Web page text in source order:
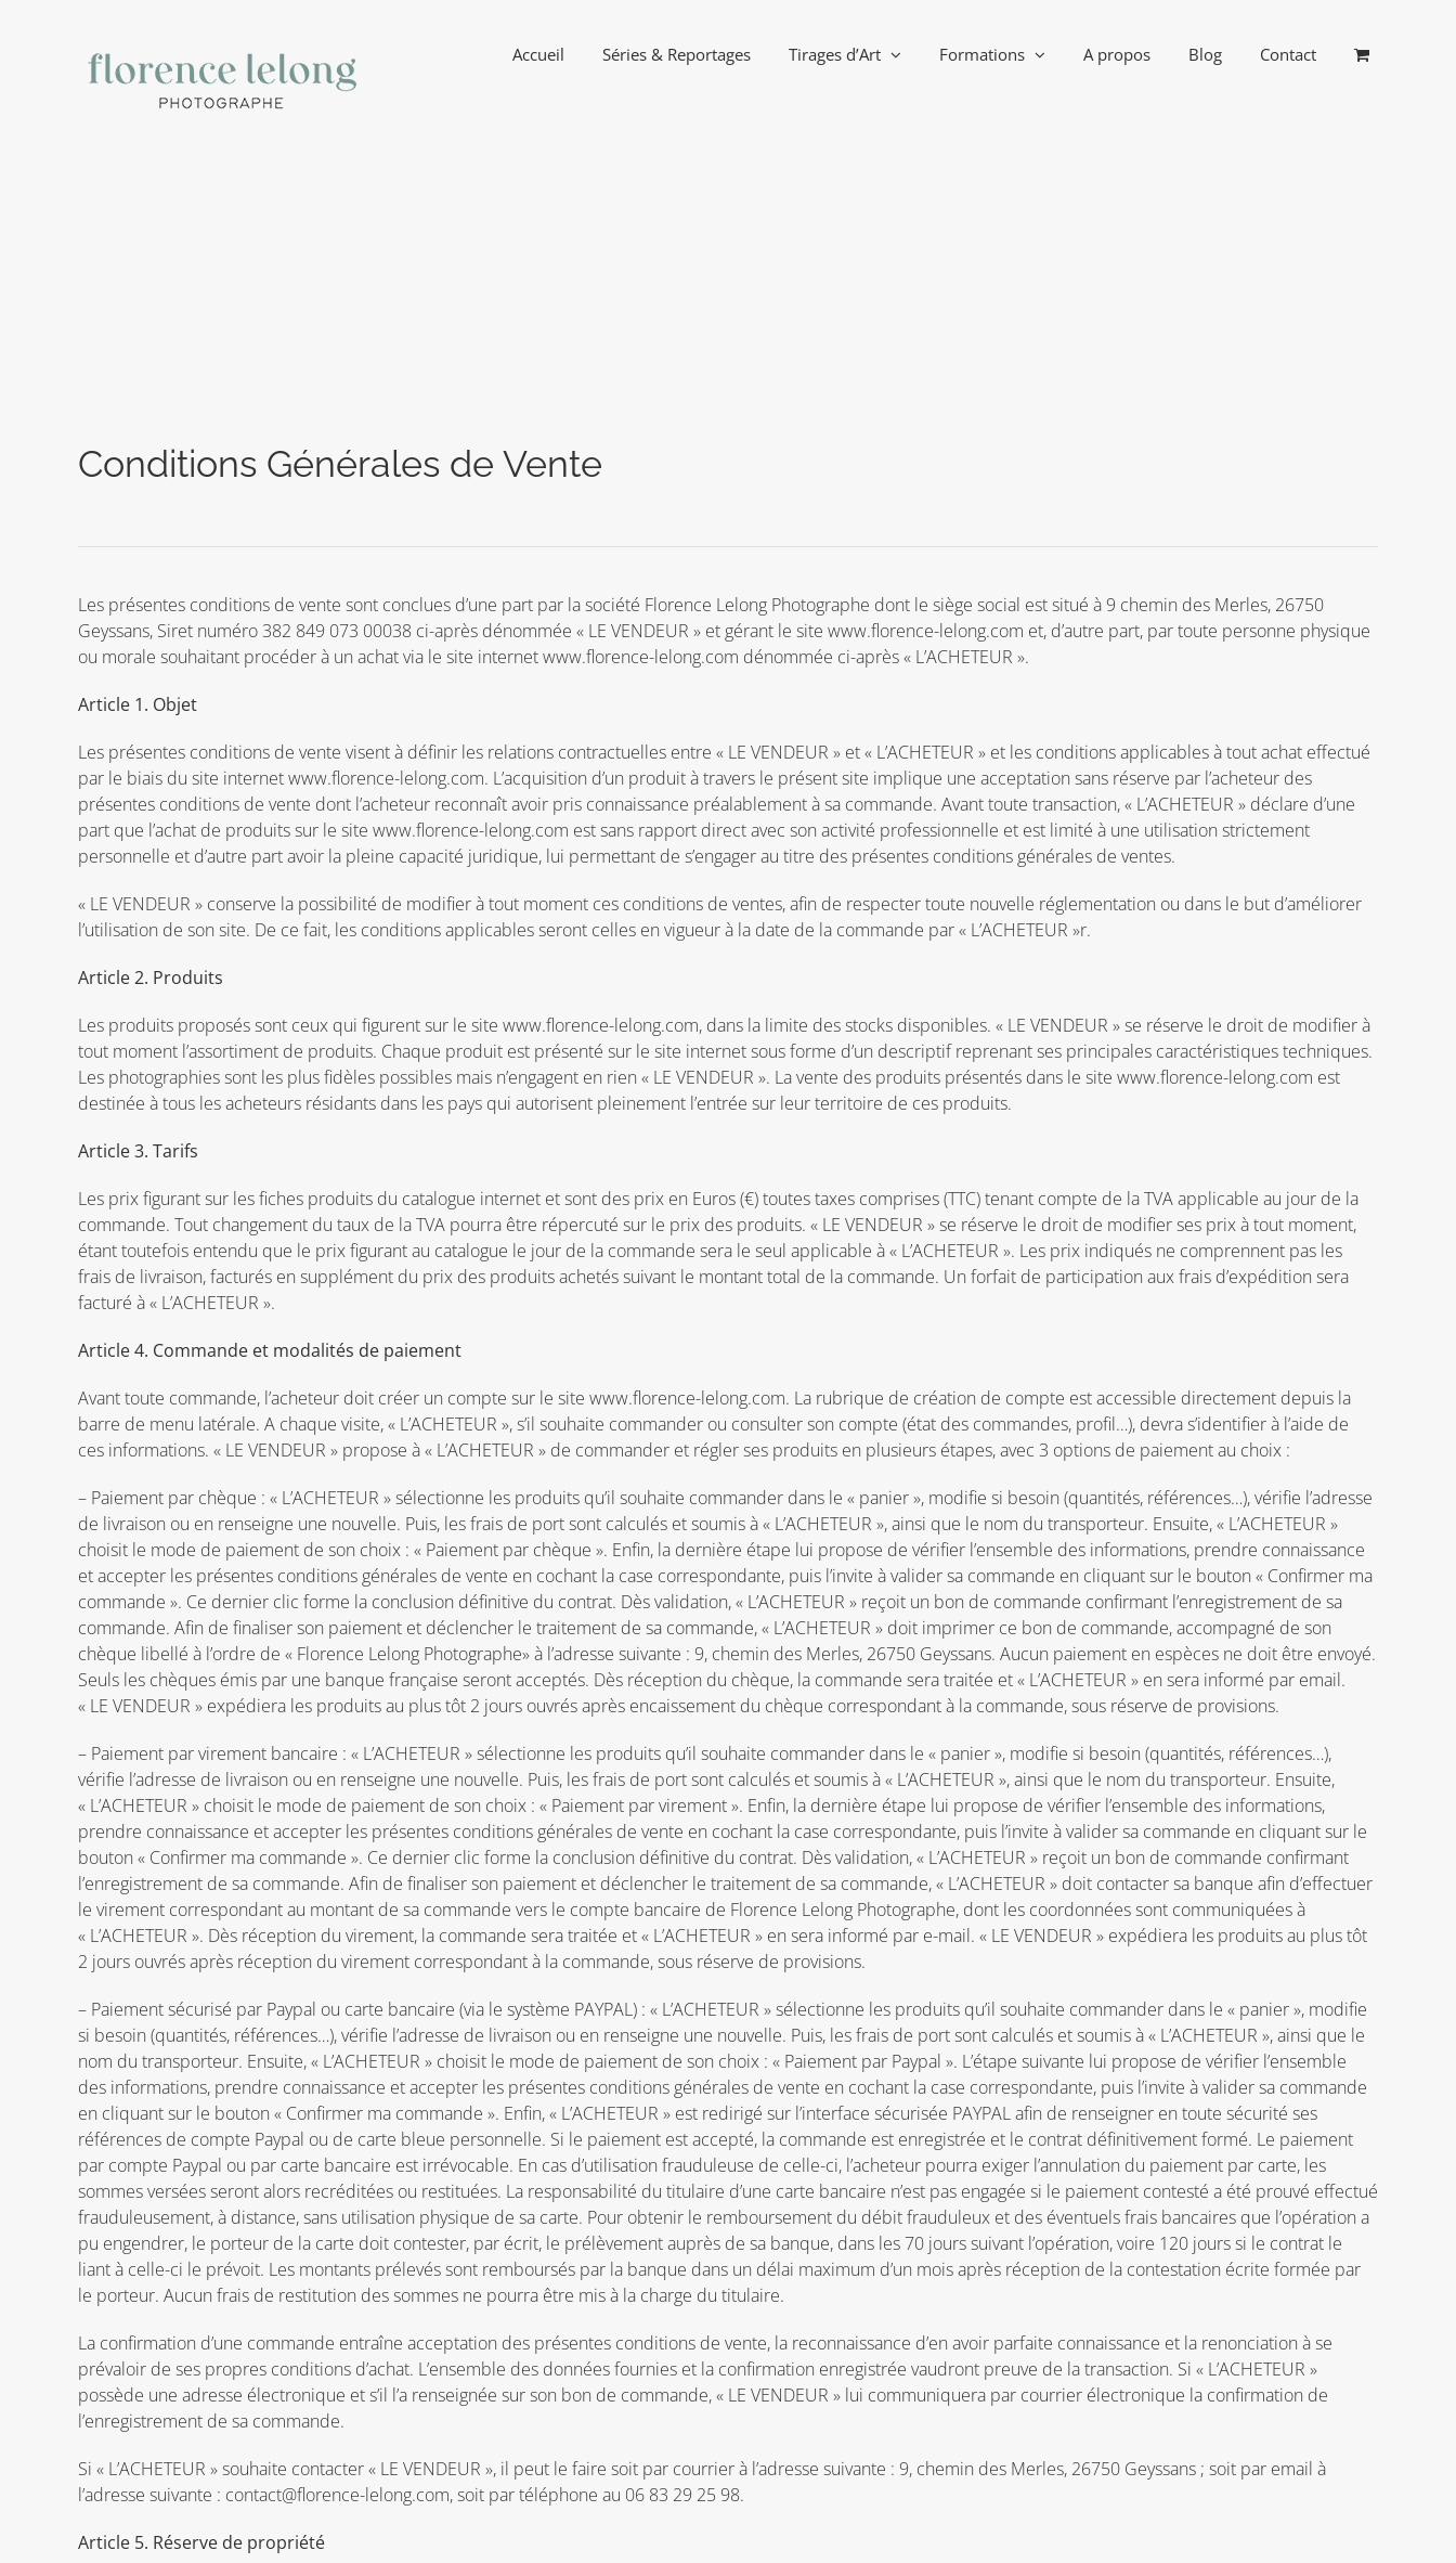
Accueil Séries & Reportages Tirages d’Art Formations A propos Blog Contact
Conditions Générales de Vente
Les présentes conditions de vente sont conclues d’une part par la société Florence Lelong Photographe dont le siège social est situé à 9 chemin des Merles, 26750
Geyssans, Siret numéro 382 849 073 00038 ci-après dénommée « LE VENDEUR » et gérant le site www.florence-lelong.com et, d’autre part, par toute personne physique
ou morale souhaitant procéder à un achat via le site internet www.florence-lelong.com dénommée ci-après « L’ACHETEUR ».
Article 1. Objet
Les présentes conditions de vente visent à définir les relations contractuelles entre « LE VENDEUR » et « L’ACHETEUR » et les conditions applicables à tout achat effectué
par le biais du site internet www.florence-lelong.com. L’acquisition d’un produit à travers le présent site implique une acceptation sans réserve par l’acheteur des
présentes conditions de vente dont l’acheteur reconnaît avoir pris connaissance préalablement à sa commande. Avant toute transaction, « L’ACHETEUR » déclare d’une
part que l’achat de produits sur le site www.florence-lelong.com est sans rapport direct avec son activité professionnelle et est limité à une utilisation strictement
personnelle et d’autre part avoir la pleine capacité juridique, lui permettant de s’engager au titre des présentes conditions générales de ventes.
« LE VENDEUR » conserve la possibilité de modifier à tout moment ces conditions de ventes, afin de respecter toute nouvelle réglementation ou dans le but d’améliorer
l’utilisation de son site. De ce fait, les conditions applicables seront celles en vigueur à la date de la commande par « L’ACHETEUR »r.
Article 2. Produits
Les produits proposés sont ceux qui figurent sur le site www.florence-lelong.com, dans la limite des stocks disponibles. « LE VENDEUR » se réserve le droit de modifier à
tout moment l’assortiment de produits. Chaque produit est présenté sur le site internet sous forme d’un descriptif reprenant ses principales caractéristiques techniques.
Les photographies sont les plus fidèles possibles mais n’engagent en rien « LE VENDEUR ». La vente des produits présentés dans le site www.florence-lelong.com est
destinée à tous les acheteurs résidants dans les pays qui autorisent pleinement l’entrée sur leur territoire de ces produits.
Article 3. Tarifs
Les prix figurant sur les fiches produits du catalogue internet et sont des prix en Euros (€) toutes taxes comprises (TTC) tenant compte de la TVA applicable au jour de la
commande. Tout changement du taux de la TVA pourra être répercuté sur le prix des produits. « LE VENDEUR » se réserve le droit de modifier ses prix à tout moment,
étant toutefois entendu que le prix figurant au catalogue le jour de la commande sera le seul applicable à « L’ACHETEUR ». Les prix indiqués ne comprennent pas les
frais de livraison, facturés en supplément du prix des produits achetés suivant le montant total de la commande. Un forfait de participation aux frais d’expédition sera
facturé à « L’ACHETEUR ».
Article 4. Commande et modalités de paiement
Avant toute commande, l’acheteur doit créer un compte sur le site www.florence-lelong.com. La rubrique de création de compte est accessible directement depuis la
barre de menu latérale. A chaque visite, « L’ACHETEUR », s’il souhaite commander ou consulter son compte (état des commandes, profil…), devra s’identifier à l’aide de
ces informations. « LE VENDEUR » propose à « L’ACHETEUR » de commander et régler ses produits en plusieurs étapes, avec 3 options de paiement au choix :
– Paiement par chèque : « L’ACHETEUR » sélectionne les produits qu’il souhaite commander dans le « panier », modifie si besoin (quantités, références…), vérifie l’adresse
de livraison ou en renseigne une nouvelle. Puis, les frais de port sont calculés et soumis à « L’ACHETEUR », ainsi que le nom du transporteur. Ensuite, « L’ACHETEUR »
choisit le mode de paiement de son choix : « Paiement par chèque ». Enfin, la dernière étape lui propose de vérifier l’ensemble des informations, prendre connaissance
et accepter les présentes conditions générales de vente en cochant la case correspondante, puis l’invite à valider sa commande en cliquant sur le bouton « Confirmer ma
commande ». Ce dernier clic forme la conclusion définitive du contrat. Dès validation, « L’ACHETEUR » reçoit un bon de commande confirmant l’enregistrement de sa
commande. Afin de finaliser son paiement et déclencher le traitement de sa commande, « L’ACHETEUR » doit imprimer ce bon de commande, accompagné de son
chèque libellé à l’ordre de « Florence Lelong Photographe» à l’adresse suivante : 9, chemin des Merles, 26750 Geyssans. Aucun paiement en espèces ne doit être envoyé.
Seuls les chèques émis par une banque française seront acceptés. Dès réception du chèque, la commande sera traitée et « L’ACHETEUR » en sera informé par email.
« LE VENDEUR » expédiera les produits au plus tôt 2 jours ouvrés après encaissement du chèque correspondant à la commande, sous réserve de provisions.
– Paiement par virement bancaire : « L’ACHETEUR » sélectionne les produits qu’il souhaite commander dans le « panier », modifie si besoin (quantités, références…),
vérifie l’adresse de livraison ou en renseigne une nouvelle. Puis, les frais de port sont calculés et soumis à « L’ACHETEUR », ainsi que le nom du transporteur. Ensuite,
« L’ACHETEUR » choisit le mode de paiement de son choix : « Paiement par virement ». Enfin, la dernière étape lui propose de vérifier l’ensemble des informations,
prendre connaissance et accepter les présentes conditions générales de vente en cochant la case correspondante, puis l’invite à valider sa commande en cliquant sur le
bouton « Confirmer ma commande ». Ce dernier clic forme la conclusion définitive du contrat. Dès validation, « L’ACHETEUR » reçoit un bon de commande confirmant
l’enregistrement de sa commande. Afin de finaliser son paiement et déclencher le traitement de sa commande, « L’ACHETEUR » doit contacter sa banque afin d’effectuer
le virement correspondant au montant de sa commande vers le compte bancaire de Florence Lelong Photographe, dont les coordonnées sont communiquées à
« L’ACHETEUR ». Dès réception du virement, la commande sera traitée et « L’ACHETEUR » en sera informé par e-mail. « LE VENDEUR » expédiera les produits au plus tôt
2 jours ouvrés après réception du virement correspondant à la commande, sous réserve de provisions.
– Paiement sécurisé par Paypal ou carte bancaire (via le système PAYPAL) : « L’ACHETEUR » sélectionne les produits qu’il souhaite commander dans le « panier », modifie
si besoin (quantités, références…), vérifie l’adresse de livraison ou en renseigne une nouvelle. Puis, les frais de port sont calculés et soumis à « L’ACHETEUR », ainsi que le
nom du transporteur. Ensuite, « L’ACHETEUR » choisit le mode de paiement de son choix : « Paiement par Paypal ». L’étape suivante lui propose de vérifier l’ensemble
des informations, prendre connaissance et accepter les présentes conditions générales de vente en cochant la case correspondante, puis l’invite à valider sa commande
en cliquant sur le bouton « Confirmer ma commande ». Enfin, « L’ACHETEUR » est redirigé sur l’interface sécurisée PAYPAL afin de renseigner en toute sécurité ses
références de compte Paypal ou de carte bleue personnelle. Si le paiement est accepté, la commande est enregistrée et le contrat définitivement formé. Le paiement
par compte Paypal ou par carte bancaire est irrévocable. En cas d’utilisation frauduleuse de celle-ci, l’acheteur pourra exiger l’annulation du paiement par carte, les
sommes versées seront alors recréditées ou restituées. La responsabilité du titulaire d’une carte bancaire n’est pas engagée si le paiement contesté a été prouvé effectué
frauduleusement, à distance, sans utilisation physique de sa carte. Pour obtenir le remboursement du débit frauduleux et des éventuels frais bancaires que l’opération a
pu engendrer, le porteur de la carte doit contester, par écrit, le prélèvement auprès de sa banque, dans les 70 jours suivant l’opération, voire 120 jours si le contrat le
liant à celle-ci le prévoit. Les montants prélevés sont remboursés par la banque dans un délai maximum d’un mois après réception de la contestation écrite formée par
le porteur. Aucun frais de restitution des sommes ne pourra être mis à la charge du titulaire.
La confirmation d’une commande entraîne acceptation des présentes conditions de vente, la reconnaissance d’en avoir parfaite connaissance et la renonciation à se
prévaloir de ses propres conditions d’achat. L’ensemble des données fournies et la confirmation enregistrée vaudront preuve de la transaction. Si « L’ACHETEUR »
possède une adresse électronique et s’il l’a renseignée sur son bon de commande, « LE VENDEUR » lui communiquera par courrier électronique la confirmation de
l’enregistrement de sa commande.
Si « L’ACHETEUR » souhaite contacter « LE VENDEUR », il peut le faire soit par courrier à l’adresse suivante : 9, chemin des Merles, 26750 Geyssans ; soit par email à
l’adresse suivante : contact@florence-lelong.com, soit par téléphone au 06 83 29 25 98.
Article 5. Réserve de propriété